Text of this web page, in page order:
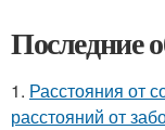
Последние
1. Расстояния от
расстояний от